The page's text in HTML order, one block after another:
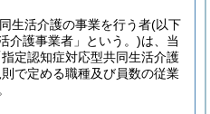
生活介護の事業を行う者(以下
介護事業者」という。)は、当
定認知症対応型共同生活介護
で定める職種及び員数の従業